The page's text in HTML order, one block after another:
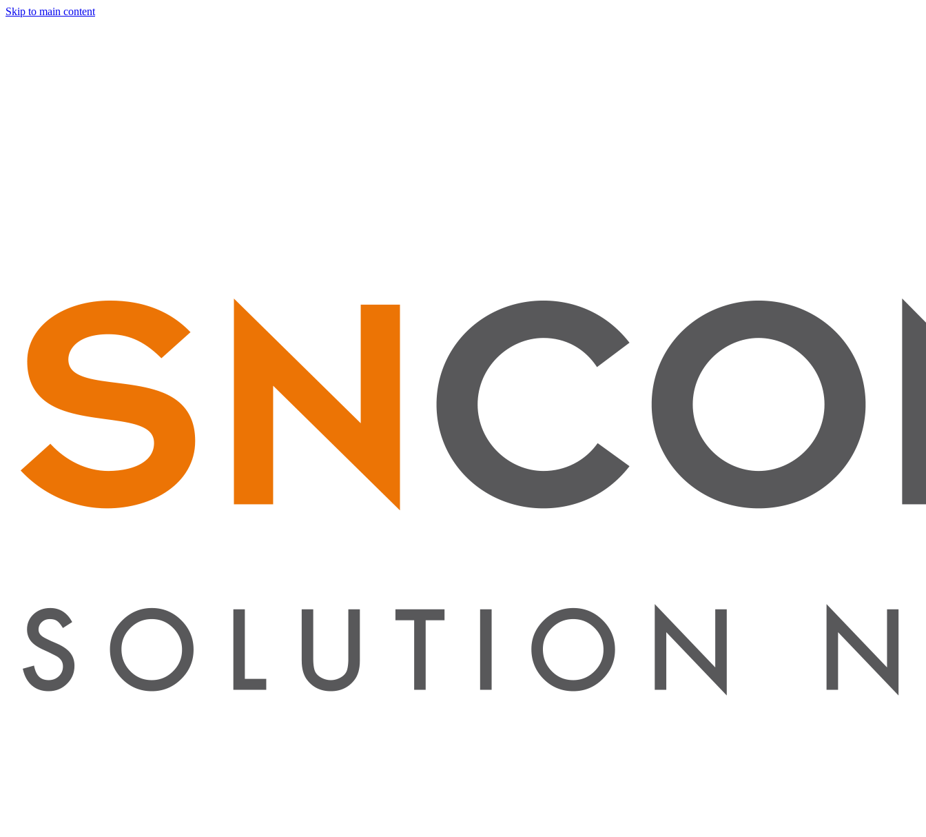
Skip to main content